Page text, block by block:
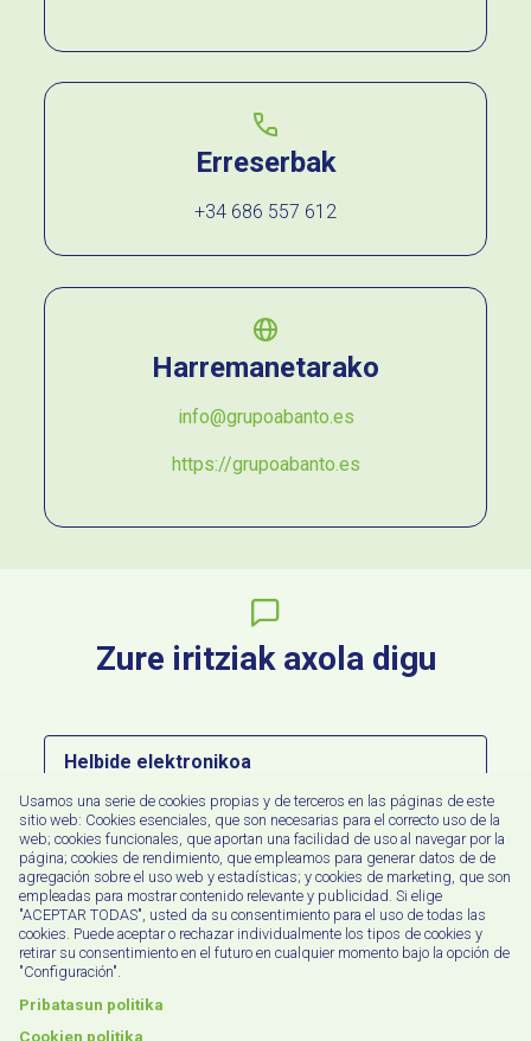
Erreserbak
+34 686 557 612
Harremanetarako
info@grupoabanto.es
https://grupoabanto.es
Zure iritziak axola digu
elektronikoa
Idatzi
zure
iritzia
Irakurri dut eta onartzen dut
politika
Usamos una serie de cookies propias y de terceros en las páginas de este
sitio web: Cookies esenciales, que son necesarias para el correcto uso de la
web; cookies funcionales, que aportan una facilidad de uso al navegar por la
página; cookies de rendimiento, que empleamos para generar datos de de
agregación sobre el uso web y estadísticas; y cookies de marketing, que son
empleadas para mostrar contenido relevante y publicidad. Si elige
"ACEPTAR TODAS", usted da su consentimiento para el uso de todas las
cookies. Puede aceptar o rechazar individualmente los tipos de cookies y
retirar su consentimiento en el futuro en cualquier momento bajo la opción de
"Configuración".
Pribatasun politika
Cookien politika